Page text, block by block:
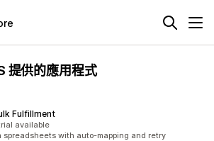
提供的應用程式
Fulfillment
available
spreadsheets with auto-mapping and retry